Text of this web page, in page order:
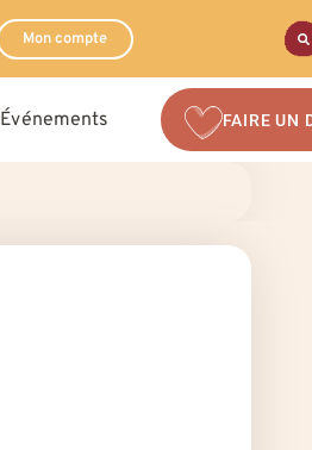
Mon compte
Événements FAIRE UN